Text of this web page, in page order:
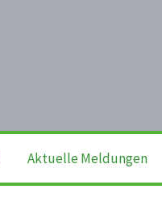
Aktuelle Meldungen